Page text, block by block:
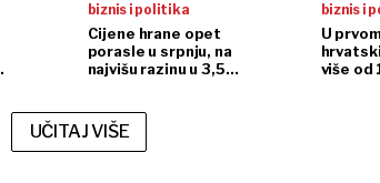
biznis i politika
Cijene hrane opet
porasle u srpnju, na
najvišu razinu u 3,5
biznis i
U
više od
UČITAJ VIŠE